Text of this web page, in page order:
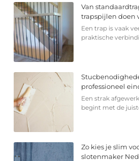
Van
trapspijlen doen
Een trap is vaak
praktische
professioneel
Een strak
begint met de
Zo kies je slim
slotenmaker